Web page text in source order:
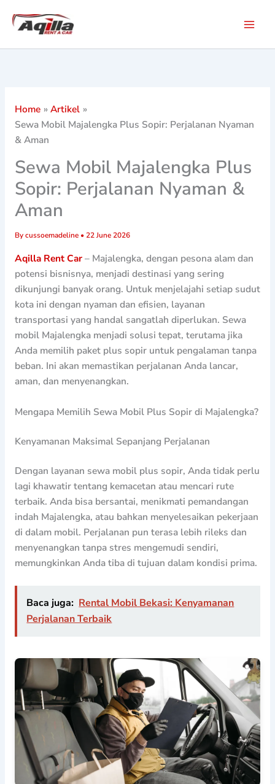
Home
Artikel
Sewa Mobil Majalengka Plus Sopir: Perjalanan Nyaman
& Aman
Sewa Mobil Majalengka Plus
Sopir: Perjalanan Nyaman &
Aman
Bycussoemadeline •22 June 2026
Aqilla Rent Car– Majalengka, dengan pesona alam dan
potensi bisnisnya, menjadi destinasi yang sering
dikunjungi banyak orang. Untuk menjelajahi setiap sudut
kota ini dengan nyaman dan efisien, layanan
transportasi yang handal sangatlah diperlukan. Sewa
mobil Majalengka menjadi solusi tepat, terutama jika
Anda memilih paket plus sopir untuk pengalaman tanpa
beban. Ini akan memastikan perjalanan Anda lancar,
aman, dan menyenangkan.
Mengapa Memilih Sewa Mobil Plus Sopir di Majalengka?
Kenyamanan Maksimal Sepanjang Perjalanan
Dengan layanan sewa mobil plus sopir, Anda tidak perlu
lagi khawatir tentang kemacetan atau mencari rute
terbaik. Anda bisa bersantai, menikmati pemandangan
indah Majalengka, atau bahkan menyelesaikan pekerjaan
di dalam mobil. Perjalanan pun terasa lebih rileks dan
menyenangkan tanpa stres mengemudi sendiri,
memungkinkan Anda tiba di tujuan dalam kondisi prima.
Baca juga: Rental Mobil Bekasi: Kenyamanan
Perjalanan Terbaik